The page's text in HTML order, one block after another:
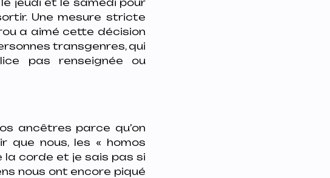
Une mesure stricte
a aimé cette décision
transgenres, qui
pas renseignée ou
ancêtres parce qu’on
que nous, les « homos
la corde et je sais pas si
nous ont encore piqué